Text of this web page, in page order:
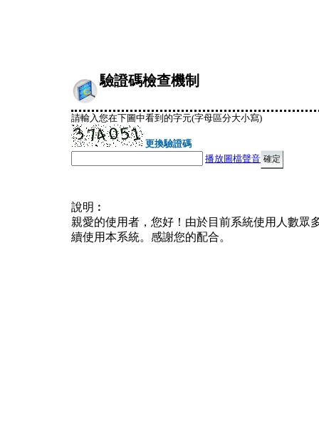
驗證碼檢查機制
請輸入您在下圖中看到的字元(字母區分大小寫)
更換驗證碼
播放圖檔聲音
說明︰
親愛的使用者，您好！由於目前系統使用人數眾
續使用本系統。感謝您的配合。